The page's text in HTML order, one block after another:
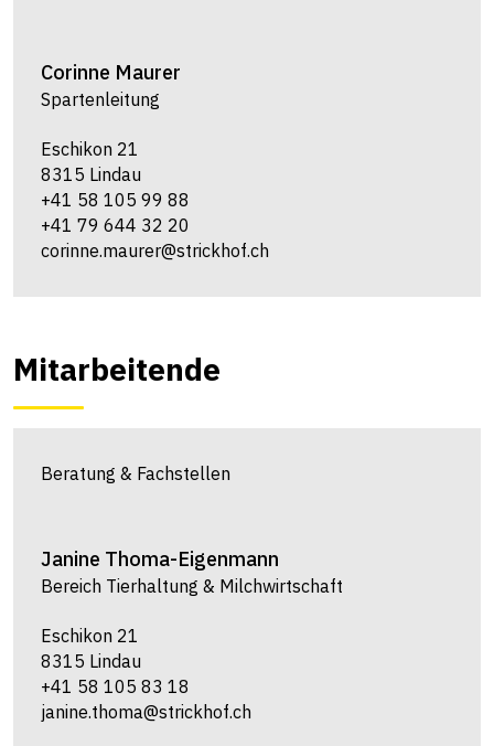
Corinne Maurer
Spartenleitung
Eschikon 21
8315 Lindau
+41 58 105 99 88
+41 79 644 32 20
corinne.maurer@strickhof.ch
Mitarbeitende
Beratung & Fachstellen
Janine Thoma-Eigenmann
Bereich Tierhaltung & Milchwirtschaft
Eschikon 21
8315 Lindau
+41 58 105 83 18
janine.thoma@strickhof.ch